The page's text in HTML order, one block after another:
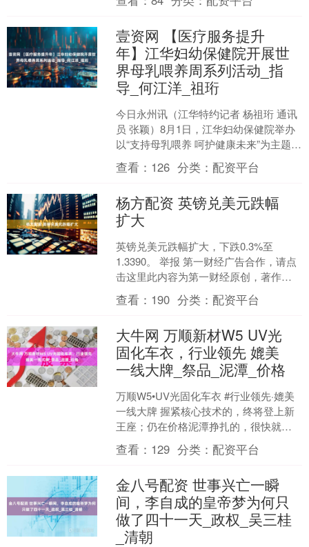
壹资网 【医疗服务提升
年】江华妇幼保健院开展世
界母乳喂养周系列活动_指
导_何江洋_祖珩
今日永州讯（江华特约记者 杨祖珩 通讯
员 张颖）8月1日，江华妇幼保健院举办
以“支持母乳喂养 呵护健康未来”为主题的
世界母乳喂养周活动。吸引众多准爸妈
和一岁以内....
查看： 126 分类：配资平台
杨方配资 英镑兑美元跌幅
扩大
英镑兑美元跌幅扩大，下跌0.3%至
1.3390。 举报 第一财经广告合作，请点
击这里此内容为第一财经原创，著作权
归第一财经所有。未经第一财经书面授
权，不得以任何....
查看： 190 分类：配资平台
大牛网 万顺新材W5 UV光
固化车衣，行业领先 媲美
一线大牌_祭品_泥潭_价格
万顺W5•UV光固化车衣 #行业领先·媲美
一线大牌 握紧核心技术的，终将登上新
王座；仍在价格泥潭挣扎的，很快就会
成为时代祭品！ #光固化车衣膜#万顺W5
车衣#万....
查看： 129 分类：配资平台
金八号配资 世事兴亡一瞬
间，李自成的皇帝梦为何只
做了四十一天_政权_吴三桂
_清朝